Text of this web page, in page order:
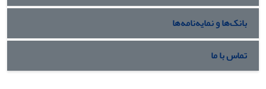
بانک‌ها و نمایه‌نامه‌ها
تماس با ما